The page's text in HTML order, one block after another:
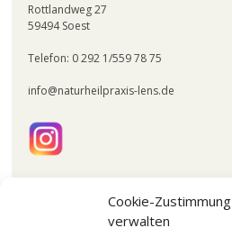
Cookie-Zustimmung
verwalten
Rottlandweg 27
59494 Soest
Telefon: 0 292 1/559 78 75
info@naturheilpraxis-lens.de